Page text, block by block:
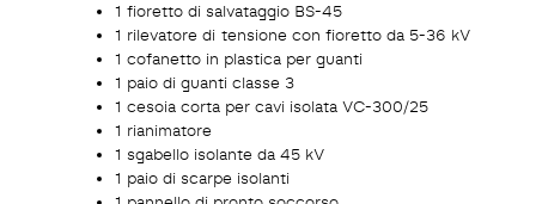
1 fioretto di salvataggio BS-45
1 rilevatore di tensione con fioretto da 5-36 kV
1 cofanetto in plastica per guanti
1 paio di guanti classe 3
1 cesoia corta per cavi isolata VC-300/25
1 rianimatore
1 sgabello isolante da 45 kV
1 paio di scarpe isolanti